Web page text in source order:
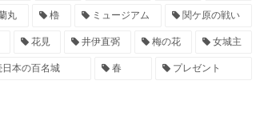
丸 櫓 ミュージアム 関ケ原の戦い
花見 井伊直弼 梅の花 女城主
日本の百名城 春 プレゼント